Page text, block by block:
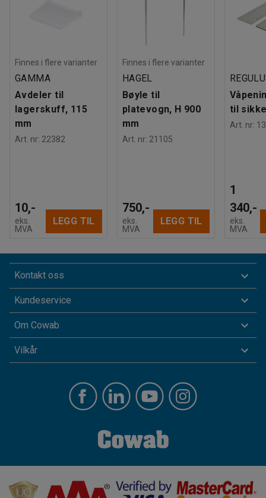
Finnes i flere varianter
GAMMA
Avdeler til
lagerskuff, 115
mm
Art. nr: 22382
10,-
eks.
MVA
LEGG TIL
Finnes i flere varianter
HAGEL
Bøyle til
platevogn, H 900
mm
Art. nr: 21105
750,-
eks.
MVA
LEGG TIL
til
Art. nr:
1
340,-
eks.
MVA
Kontakt oss
Kundeservice
Om Cowab
Vilkår